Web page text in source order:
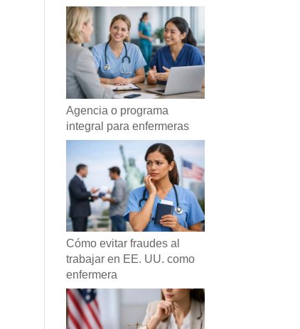
Agencia o programa
integral para enfermeras
Cómo evitar fraudes al
trabajar en EE. UU. como
enfermera